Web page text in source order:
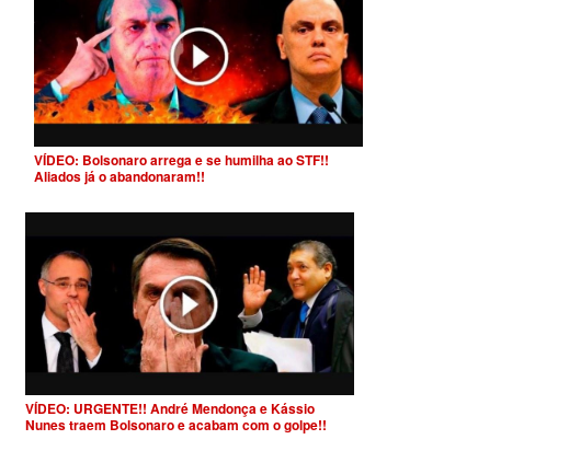
VÍDEO: Bolsonaro arrega e se humilha ao STF!!
Aliados já o abandonaram!!
VÍDEO: URGENTE!! André Mendonça e Kássio
Nunes traem Bolsonaro e acabam com o golpe!!